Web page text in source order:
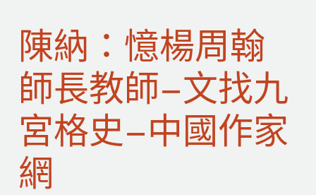
陳納：憶楊周翰
師長教師–文找九
宮格史–中國作家
網